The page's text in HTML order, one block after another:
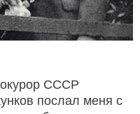
СССР
послал меня с